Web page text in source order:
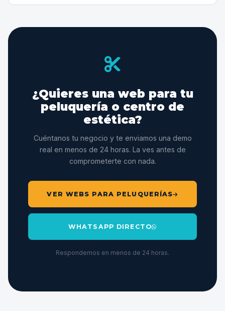
clave correctas para tu ciudad y barrio. Una web bien
competencia que solo usa redes sociales o
diseñador web profesional debe incluir estos
documentos en el proyecto sin coste adicional.
¿Quieres una web para tu
peluquería o centro de
estética?
Cuéntanos tu negocio y te enviamos una demo
real en menos de 24 horas. La ves antes de
comprometerte con nada.
VER WEBS PARA PELUQUERÍAS
WHATSAPP DIRECTO
Respondemos en menos de 24 horas.